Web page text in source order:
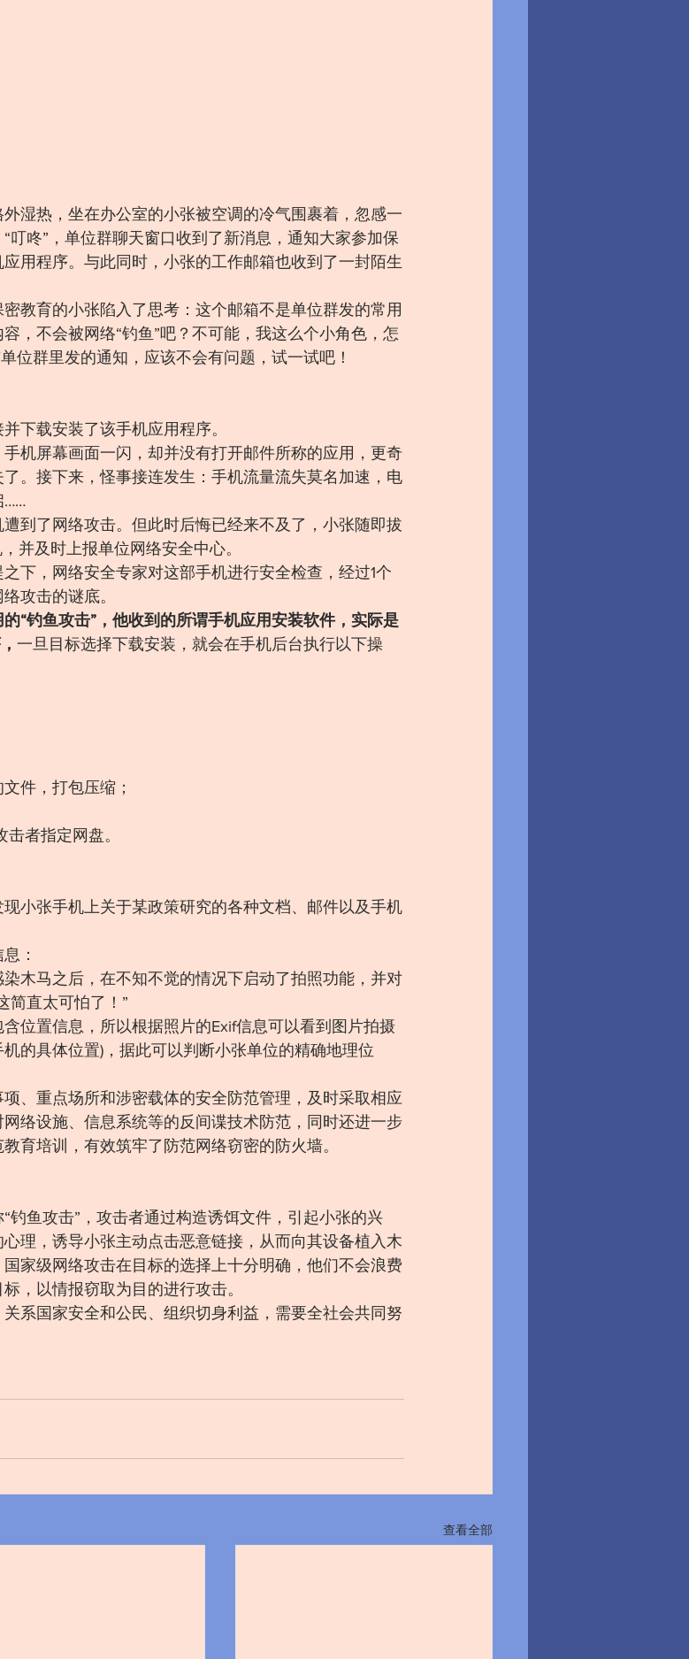
湿热，坐在办公室的小张被空调的冷气围裹着，忽感一
叮咚”，单位群聊天窗口收到了新消息，通知大家参加保
用程序。与此同时，小张的工作邮箱也收到了一封陌生
教育的小张陷入了思考：这个邮箱不是单位群发的常用
，不会被网络“钓鱼”吧？不可能，我这么个小角色，怎
位群里发的通知，应该不会有问题，试一试吧！
下载安装了该手机应用程序。
机屏幕画面一闪，却并没有打开邮件所称的应用，更奇
。接下来，怪事接连发生：手机流量流失莫名加速，电
……
到了网络攻击。但此时后悔已经来不及了，小张随即拔
并及时上报单位网络安全中心。
下，网络安全专家对这部手机进行安全检查，经过1个
攻击的谜底。
“钓鱼攻击”，他收到的所谓手机应用安装软件，实际是
一旦目标选择下载安装，就会在手机后台执行以下操
件，打包压缩；
者指定网盘。
小张手机上关于某政策研究的各种文档、邮件以及手机
：
木马之后，在不知不觉的情况下启动了拍照功能，并对
简直太可怕了！”
位置信息，所以根据照片的Exif信息可以看到图片拍摄
的具体位置)，据此可以判断小张单位的精确地理位
、重点场所和涉密载体的安全防范管理，及时采取相应
络设施、信息系统等的反间谍技术防范，同时还进一步
育培训，有效筑牢了防范网络窃密的防火墙。
钓鱼攻击”，攻击者通过构造诱饵文件，引起小张的兴
理，诱导小张主动点击恶意链接，从而向其设备植入木
家级网络攻击在目标的选择上十分明确，他们不会浪费
，以情报窃取为目的进行攻击。
系国家安全和公民、组织切身利益，需要全社会共同努
查看全部